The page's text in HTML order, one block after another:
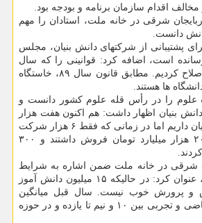
اقدام سازمان برنامه و بودجه بود.
شرقی در خانه ملت، استادان را مهم
دانست.
پشتیبانی از شرکتهای دانش بنیان، مجلس
رسانده است، اضافه کرد: قوانینی را که سال
۸۹ تصویب شده بود، اصلاح کردیم. مطابق قانون سال ۸۹، خاستگاه
ها هستند.
علوم را در رأس قله علوم کشور دانست و
دانش بنیان اظهار داشت: هم اکنون هفت هزار
و ۵۰۰ شرکت دانش بنیان داریم اما در زمانی که فقط ۶ هزار شرکت
دانش بنیان داشتیم ۲۰۰ هزار میلیارد تومان فروش داشتند و ۳۰۰
شرقی در خانه ملت ضمن اشاره به شرایط
تحصیلی دانش آموزان، عنوان کرد: در حالیکه ۱۵ میلیون دانش آموز
و پرورش خوب نیست. سال قبل میانگین
معدل دانش آموزان ریاضی و تجربی بین ۱۰ و نیم تا یازده و در حوزه